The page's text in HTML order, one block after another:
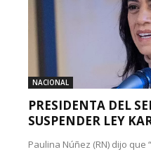
NACIONAL
PRESIDENTA DEL
SUSPENDER LEY
Paulina Núñez (RN) dijo